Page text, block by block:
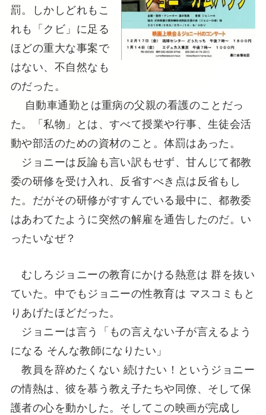
罰。しかしどれもこ
れも「クビ」に足る
ほどの重大な事案で
はない、不自然なも
のだった。
自動車通勤とは重病の父親の看護のことだっ
た。「私物」とは、すべて授業や行事、生徒会活
動や部活のための資材のこと。体罰はあった。
ジョニーは反論も言い訳もせず、甘んじて都教
委の研修を受け入れ、反省すべき点は反省もし
た。だがその研修がすすんでいる最中に、都教委
はあわてたように突然の解雇を通告したのだ。い
ったいなぜ？
むしろジョニーの教育にかける熱意は 群を抜い
ていた。中でもジョニーの性教育は マスコミもと
りあげたほどだった。
ジョニーは言う「もの言えない子が言えるよう
になる そんな教師になりたい」
教員を辞めたくない 続けたい！というジョニー
の情熱は、彼を慕う教え子たちや同僚、そして保
護者の心を動かした。そしてこの映画が完成し